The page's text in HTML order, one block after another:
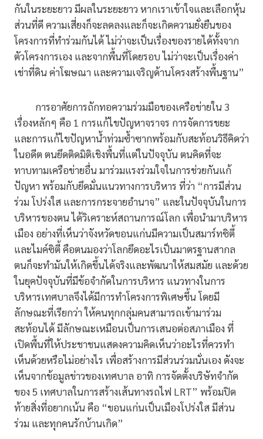
กันในระยะยาว มีผลในระยะยาว หากเราเข้าใจและเลือกหุ้น
ส่วนที่ดี ความเสี่ยงก็จะลดลงและก็จะเกิดความยั่งยืนของ
โครงการที่ทำร่วมกันได้ ไม่ว่าจะเป็นเรื่องของรายได้ทั้งจาก
ตัวโครงการเอง และจากพื้นที่โดยรอบ ไม่ว่าจะเป็นเรื่องค่า
เช่าที่ดิน ค่าโฆษณา และความเจริญด้านโครงสร้างพื้นฐาน”
การอาศัยการถักทอความร่วมมือของเครือข่ายใน 3
เรื่องหลักๆ คือ 1 การแก้ไขปัญหาจราจร การจัดการขยะ
และการแก้ไขปัญหาน้ำท่วมซ้ำซากพร้อมกับสะท้อนวิธีคิดว่า
ในอดีต ตนยึดติดมิติเชิงพื้นที่แต่ในปัจจุบัน ตนคิดที่จะ
ทาบทามเครือข่ายอื่น มาร่วมแรงร่วมใจในการช่วยกันแก้
ปัญหา พร้อมกับยึดมั่นแนวทางการบริหาร ที่ว่า “การมีส่วน
ร่วม โปร่งใส และการกระจายอำนาจ” และในปัจจุบันในการ
บริหารของตน ได้วิเคราะห์สถานการณ์โลก เพื่อนำมาบริหาร
เมือง อย่างที่เห็นว่าจังหวัดขอนแก่นมีความเป็นสมาร์ทซิตี้
และไมค์ซิตี้ คือตนมองว่าโลกยึดอะไรเป็นมาตรฐานสากล
ตนก็จะทำมันให้เกิดขึ้นได้จริงและพัฒนาให้สมสมัย และด้วย
ในยุคปัจจุบันที่มีข้อจำกัดในการบริหาร แนวทางในการ
บริหารเทศบาลจึงได้มีการทำโครงการพิเศษขึ้น โดยมี
ลักษณะที่เรียกว่า ให้คนทุกกลุ่มคนสามารถเข้ามาร่วม
สะท้อนได้ มีลักษณะเหมือนเป็นการเสนอต่อสภาเมือง ที่
เปิดพื้นที่ให้ประชาชนแสดงความคิดเห็นว่าอะไรที่ควรทำ
เห็นด้วยหรือไม่อย่างไร เพื่อสร้างการมีส่วนร่วมนั่นเอง ดังจะ
เห็นจากข้อมูลข่าวของเทศบาล อาทิ การจัดตั้งบริษัทจำกัด
ของ 5 เทศบาลในการสร้างเส้นทางรถไฟ LRT” พร้อมปิด
ท้ายสิ่งที่อยากเน้น คือ “ขอนแก่นเป็นเมืองโปร่งใส มีส่วน
ร่วม และทุกคนรักบ้านเกิด”